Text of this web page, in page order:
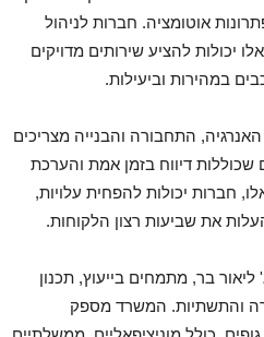
אוטומציה. חברות לניהול
יכולות להציע שירותים מדויקים
במהירות וביעילות.
התחבורה והבנייה מצריכים
שכוללות דיווח בזמן אמת והערכת
חברות יכולות להפחית עלויות,
את שביעות רצון הלקוחות.
בר, מתמחים בייעוץ, תכנון
והתשתיות. המשרד מספק